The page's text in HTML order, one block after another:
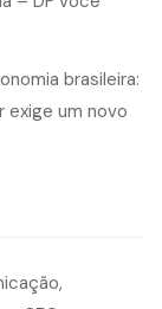
brasileira:
exige um novo